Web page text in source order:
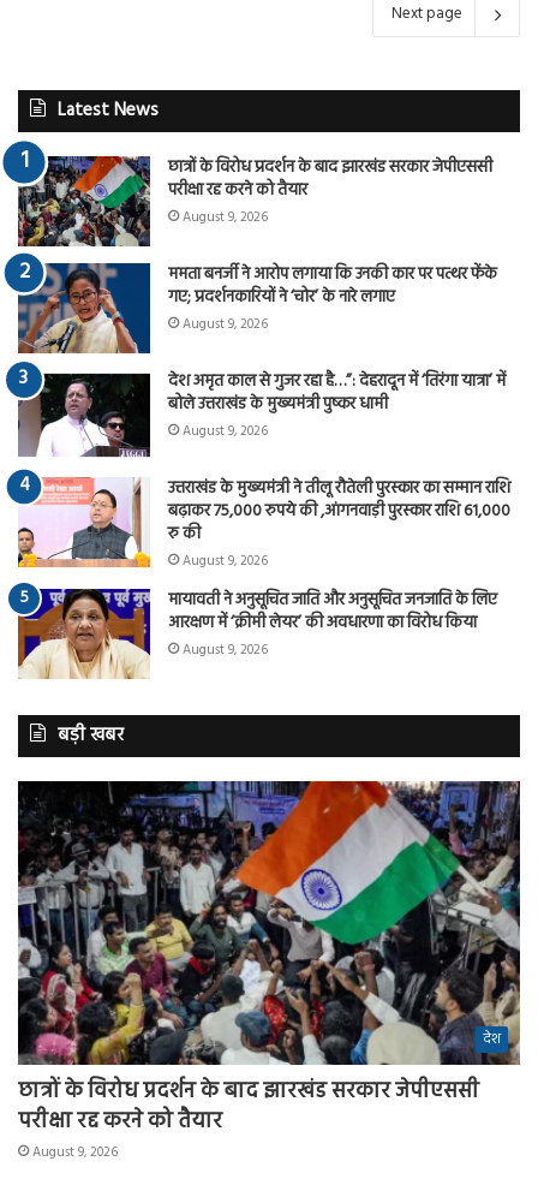
Next page
Latest News
छात्रों के विरोध प्रदर्शन के बाद झारखंड सरकार जेपीएससी
परीक्षा रद्द करने को तैयार
August 9, 2026
ममता बनर्जी ने आरोप लगाया कि उनकी कार पर पत्थर फेंके
गए; प्रदर्शनकारियों ने ‘चोर’ के नारे लगाए
August 9, 2026
देश अमृत काल से गुजर रहा है…”: देहरादून में ‘तिरंगा यात्रा’ में
बोले उत्तराखंड के मुख्यमंत्री पुष्कर धामी
August 9, 2026
उत्तराखंड के मुख्यमंत्री ने तीलू रौतेली पुरस्कार का सम्मान राशि
बढ़ाकर 75,000 रुपये की ,आंगनवाड़ी पुरस्कार राशि 61,000
रु की
August 9, 2026
मायावती ने अनुसूचित जाति और अनुसूचित जनजाति के लिए
आरक्षण में ‘क्रीमी लेयर’ की अवधारणा का विरोध किया
August 9, 2026
बड़ी खबर
देश
छात्रों के विरोध प्रदर्शन के बाद झारखंड सरकार जेपीएससी
परीक्षा रद्द करने को तैयार
August 9, 2026